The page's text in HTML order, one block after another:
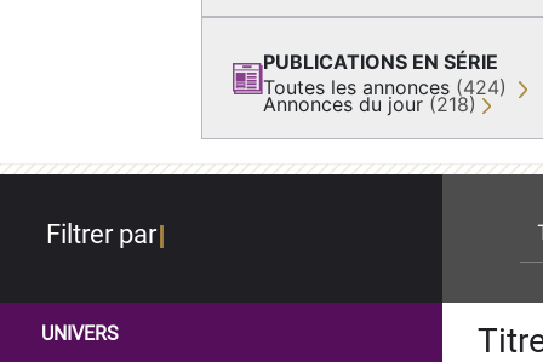
PUBLICATIONS EN SÉRIE
Toutes les annonces (424)
Annonces du jour (218)
Filtrer par
UNIVERS